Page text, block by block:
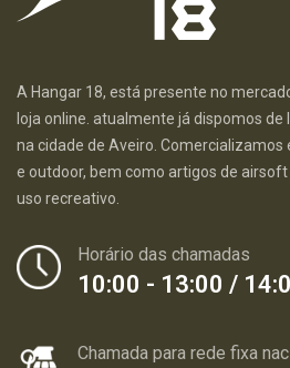
A Hangar 18, está presente no
loja online. atualmente já dispomos
na cidade de Aveiro.
e outdoor, bem como artigos de
uso recreativo.
Horário das chamadas
10:00 - 13:00 /
Chamada para rede fixa